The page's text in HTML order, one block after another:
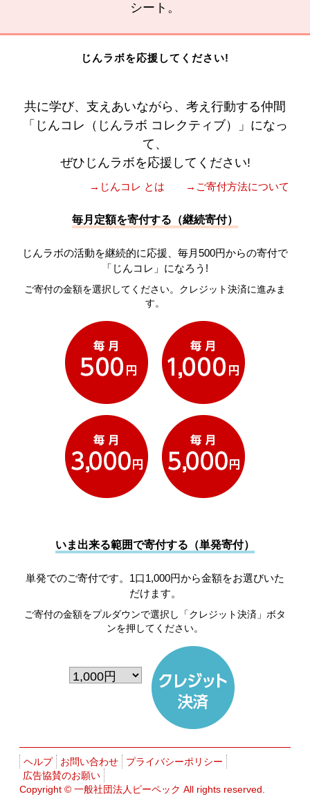
シート。
じんラボを応援してください!
共に学び、支えあいながら、考え行動する仲間
「じんコレ（じんラボ コレクティブ）」になっ
て、
ぜひじんラボを応援してください!
→じんコレ とは →ご寄付方法について
毎月定額を寄付する（継続寄付）
じんラボの活動を継続的に応援、毎月500円からの寄付で
「じんコレ」になろう!
ご寄付の金額を選択してください。クレジット決済に進みま
す。
いま出来る範囲で寄付する（単発寄付）
単発でのご寄付です。1口1,000円から金額をお選びいた
だけます。
ご寄付の金額をプルダウンで選択し「クレジット決済」ボタ
ンを押してください。
ヘルプ お問い合わせ
プライバシーポリシー
広告協賛のお願い
Copyright ©一般社団法人ピーペック All rights reserved.